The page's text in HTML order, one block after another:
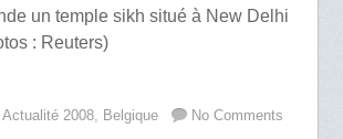
un temple sikh situé à New Delhi
: Reuters)
Actualité 2008, Belgique No Comments